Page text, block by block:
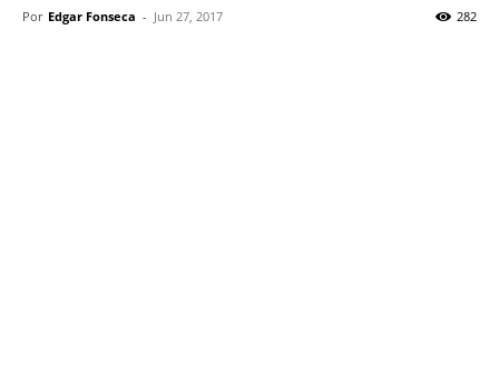
Por Edgar Fonseca - Jun 27, 2017 282